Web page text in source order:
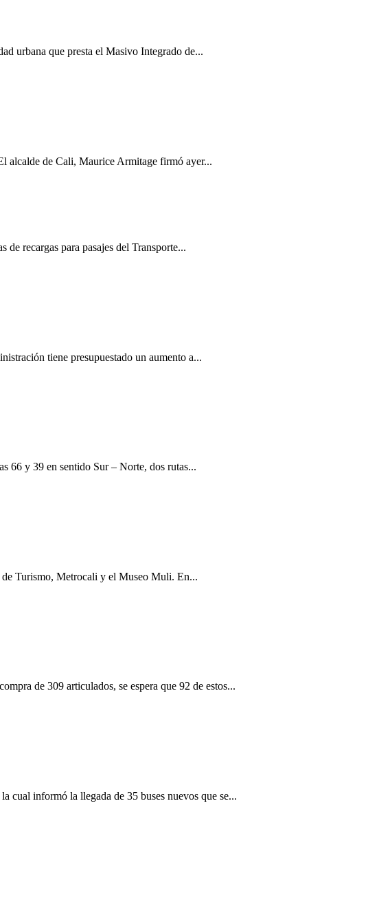
urbana que presta el Masivo Integrado de...
alcalde de Cali, Maurice Armitage firmó ayer...
recargas para pasajes del Transporte...
tiene presupuestado un aumento a...
66 y 39 en sentido Sur – Norte, dos rutas...
de Turismo, Metrocali y el Museo Muli. En...
de 309 articulados, se espera que 92 de estos...
cual informó la llegada de 35 buses nuevos que se...